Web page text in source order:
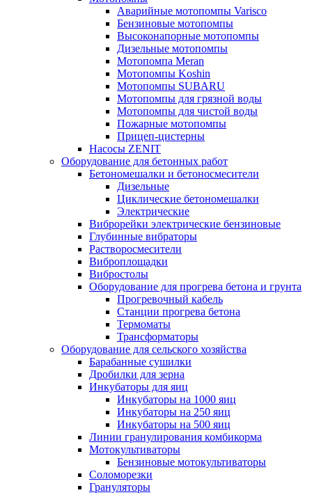
Аварийные мотопомпы Varisco
Бензиновые мотопомпы
Высоконапорные мотопомпы
Дизельные мотопомпы
Мотопомпа Meran
Мотопомпы Koshin
Мотопомпы SUBARU
Мотопомпы для грязной воды
Мотопомпы для чистой воды
Пожарные мотопомпы
Прицеп-цистерны
Насосы ZENIT
Оборудование для бетонных работ
Бетономешалки и бетоносмесители
Дизельные
Циклические бетономешалки
Электрические
Виброрейки электрические бензиновые
Глубинные вибраторы
Растворосмесители
Виброплощадки
Вибростолы
Оборудование для прогрева бетона и грунта
Прогревочный кабель
Станции прогрева бетона
Термоматы
Трансформаторы
Оборудование для сельского хозяйства
Барабанные сушилки
Дробилки для зерна
Инкубаторы для яиц
Инкубаторы на 1000 яиц
Инкубаторы на 250 яиц
Инкубаторы на 500 яиц
Линии гранулирования комбикорма
Мотокультиваторы
Бензиновые мотокультиваторы
Соломорезки
Грануляторы